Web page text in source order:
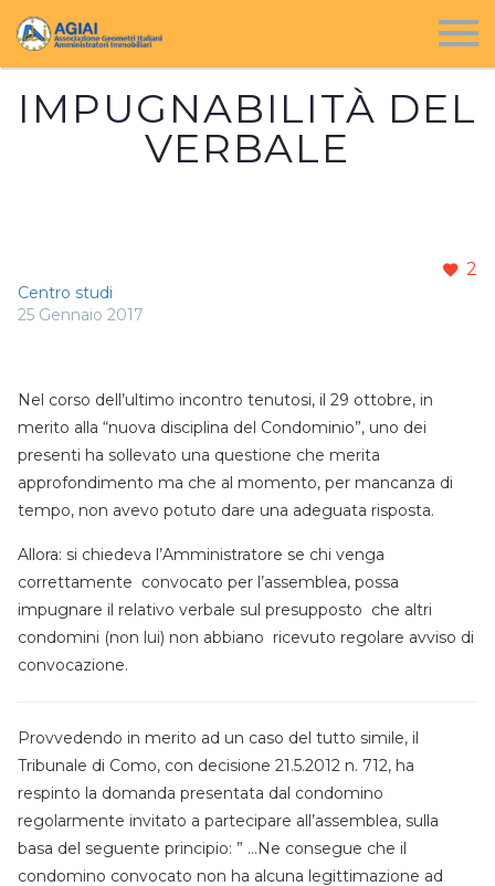
IMPUGNABILITÀ DEL
VERBALE
2
Centro studi
25 Gennaio 2017
Nel corso dell’ultimo incontro tenutosi, il 29 ottobre, in
merito alla “nuova disciplina del Condominio”, uno dei
presenti ha sollevato una questione che merita
approfondimento ma che al momento, per mancanza di
tempo, non avevo potuto dare una adeguata risposta.
Allora: si chiedeva l’Amministratore se chi venga
correttamente convocato per l’assemblea, possa
impugnare il relativo verbale sul presupposto che altri
condomini (non lui) non abbiano ricevuto regolare avviso di
convocazione.
Provvedendo in merito ad un caso del tutto simile, il
Tribunale di Como, con decisione 21.5.2012 n. 712, ha
respinto la domanda presentata dal condomino
regolarmente invitato a partecipare all’assemblea, sulla
basa del seguente principio: ” …Ne consegue che il
condomino convocato non ha alcuna legittimazione ad